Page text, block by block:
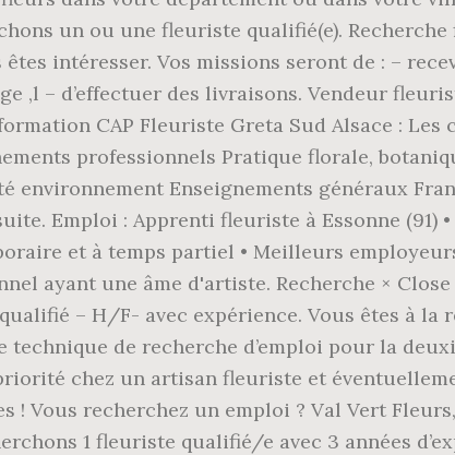
un ou une fleuriste qualifié(e).
intéresser. Vos missions seront de : –
,l – d’effectuer des livraisons. Vendeur
CAP Fleuriste Greta Sud Alsace :
professionnels Pratique florale,
environnement Enseignements généraux
Emploi : Apprenti fleuriste à Essonne (91)
et à temps partiel • Meilleurs
ayant une âme d'artiste. Recherche ×
– H/F- avec expérience. Vous êtes à la
technique de recherche d’emploi pour la
chez un artisan fleuriste et
! Vous recherchez un emploi ? Val Vert
1 fleuriste qualifié/e avec 3 années